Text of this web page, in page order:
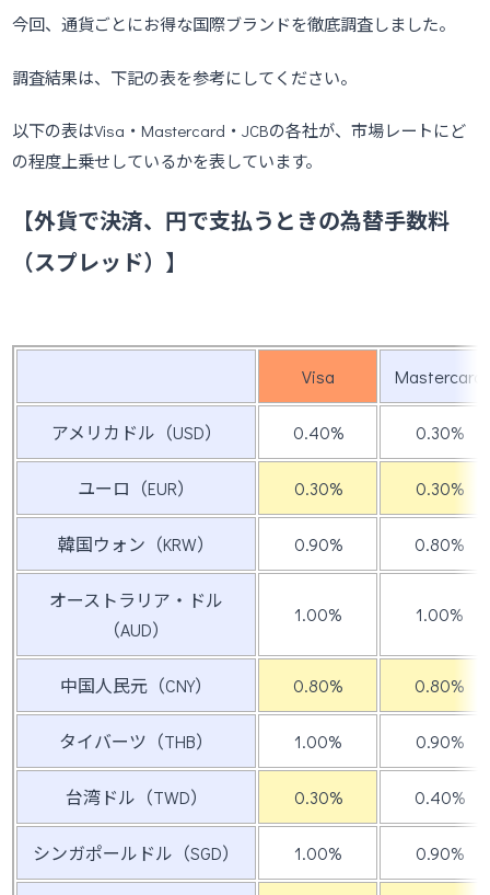
今回、通貨ごとにお得な国際ブランドを徹底調査しました。
調査結果は、下記の表を参考にしてください。
以下の表はVisa・Mastercard・JCBの各社が、市場レートにど
の程度上乗せしているかを表しています。
【外貨で決済、円で支払うときの為替手数料
（スプレッド）】
Visa Mastercard
アメリカドル（USD） 0.40% 0.30%
ユーロ（EUR） 0.30% 0.30%
韓国ウォン（KRW） 0.90% 0.80%
オーストラリア・ドル
（AUD）
1.00% 1.00%
中国人民元（CNY） 0.80% 0.80%
タイバーツ（THB） 1.00% 0.90%
台湾ドル（TWD） 0.30% 0.40%
シンガポールドル（SGD） 1.00% 0.90%